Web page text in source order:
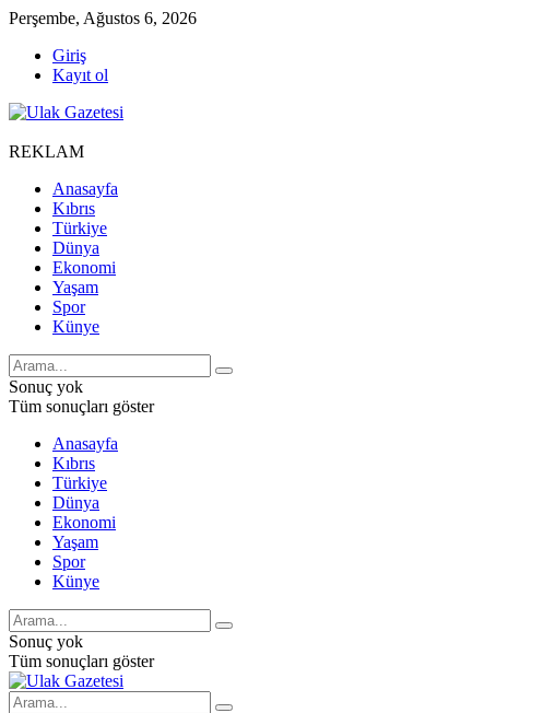
Perşembe, Ağustos 6, 2026
Giriş
Kayıt ol
REKLAM
Anasayfa
Kıbrıs
Türkiye
Dünya
Ekonomi
Yaşam
Spor
Künye
Sonuç yok
Tüm sonuçları göster
Anasayfa
Kıbrıs
Türkiye
Dünya
Ekonomi
Yaşam
Spor
Künye
Sonuç yok
Tüm sonuçları göster